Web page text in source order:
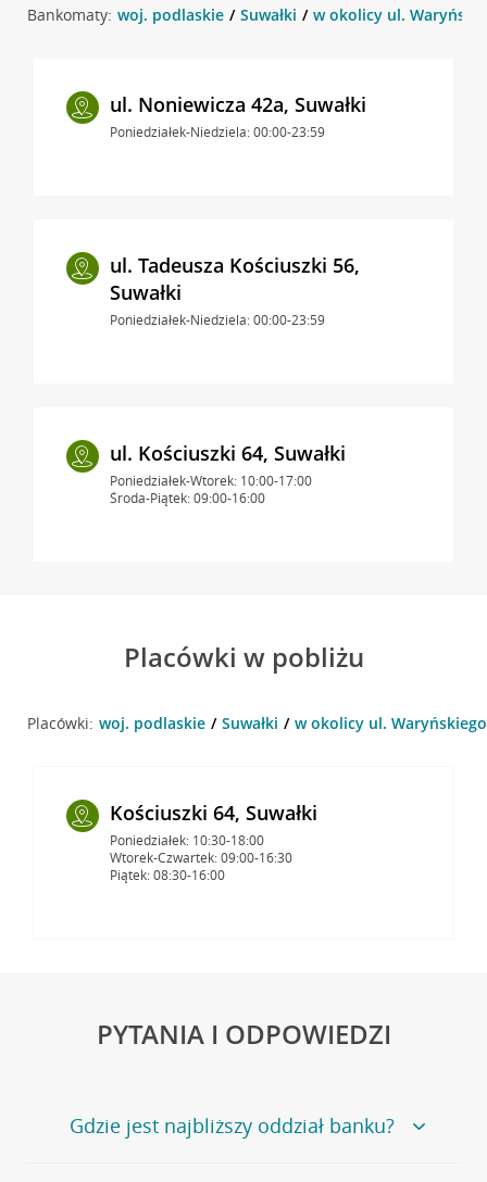
Bankomaty: woj. podlaskie Suwałki w okolicy ul.
ul. Noniewicza 42a, Suwałki
Poniedziałek-Niedziela: 00:00-23:59
ul. Tadeusza Kościuszki 56,
Suwałki
Poniedziałek-Niedziela: 00:00-23:59
ul. Kościuszki 64, Suwałki
Poniedziałek-Wtorek: 10:00-17:00
Środa-Piątek: 09:00-16:00
Placówki w pobliżu
Placówki: woj. podlaskie Suwałki w okolicy ul. Waryńskiego
Kościuszki 64, Suwałki
Poniedziałek: 10:30-18:00
Wtorek-Czwartek: 09:00-16:30
Piątek: 08:30-16:00
PYTANIA I ODPOWIEDZI
Gdzie jest najbliższy oddział banku?